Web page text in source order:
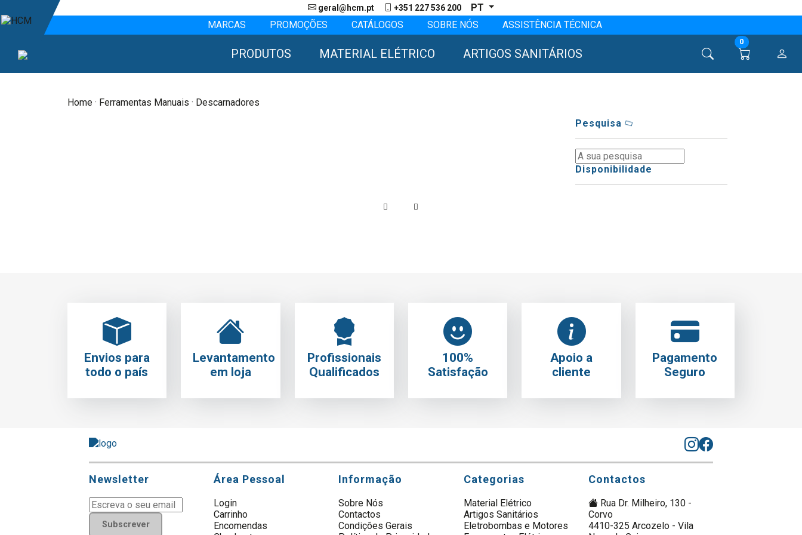
geral@hcm.pt +351 227 536 200
PT
MARCAS
PROMOÇÕES CATÁLOGOS SOBRE NÓS ASSISTÊNCIA TÉCNICA
PRODUTOS MATERIAL ELÉTRICO ARTIGOS SANITÁRIOS
0
Home· Ferramentas Manuais · Descarnadores
Pesquisa
Disponibilidade
Envios para
todo o país
Levantamento
em loja
Profissionais
Qualificados
100%
Satisfação
Apoio a
cliente
Pagamento
Seguro
Newsletter
Subscrever
Área Pessoal
Login
Carrinho
Encomendas
Informação
Sobre Nós
Contactos
Condições Gerais
Categorias
Material Elétrico
Artigos Sanitários
Eletrobombas e Motores
Contactos
Rua Dr. Milheiro, 130 -
Corvo
4410-325 Arcozelo - Vila